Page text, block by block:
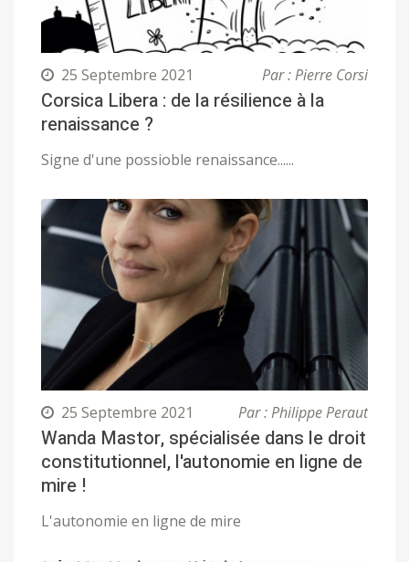
25 Septembre 2021 Par : Pierre Corsi
Corsica Libera : de la résilience à la
renaissance ?
Signe d'une possioble renaissance......
25 Septembre 2021 Par : Philippe Peraut
Wanda Mastor, spécialisée dans le droit
constitutionnel, l'autonomie en ligne de
mire !
L'autonomie en ligne de mire